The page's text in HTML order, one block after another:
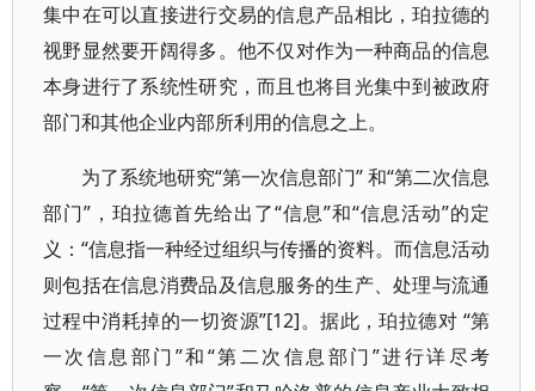
集中在可以直接进行交易的信息产品相比，珀拉德的
视野显然要开阔得多。他不仅对作为一种商品的信息
本身进行了系统性研究，而且也将目光集中到被政府
部门和其他企业内部所利用的信息之上。
为了系统地研究“第一次信息部门” 和“第二次信息
部门”，珀拉德首先给出了“信息”和“信息活动”的定
义：“信息指一种经过组织与传播的资料。而信息活动
则包括在信息消费品及信息服务的生产、处理与流通
过程中消耗掉的一切资源”[12]。据此，珀拉德对 “第
一次信息部门”和“第二次信息部门”进行详尽考